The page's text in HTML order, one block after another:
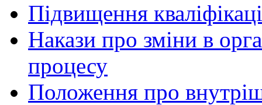
Підвищення
Накази про зміни в
процесу
Положення про